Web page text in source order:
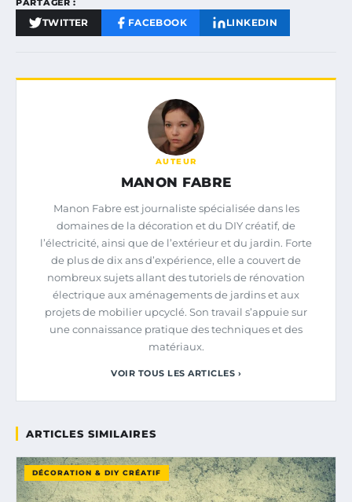
PARTAGER :
TWITTER FACEBOOK LINKEDIN
AUTEUR
MANON FABRE
Manon Fabre est journaliste spécialisée dans les
domaines de la décoration et du DIY créatif, de
l’électricité, ainsi que de l’extérieur et du jardin. Forte
de plus de dix ans d’expérience, elle a couvert de
nombreux sujets allant des tutoriels de rénovation
électrique aux aménagements de jardins et aux
projets de mobilier upcyclé. Son travail s’appuie sur
une connaissance pratique des techniques et des
matériaux.
VOIR TOUS LES ARTICLES ›
ARTICLES SIMILAIRES
DÉCORATION & DIY CRÉATIF